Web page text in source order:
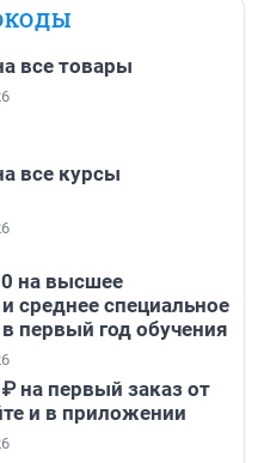
все товары
все курсы
на высшее
среднее специальное
первый год обучения
на первый заказ от
и в приложении